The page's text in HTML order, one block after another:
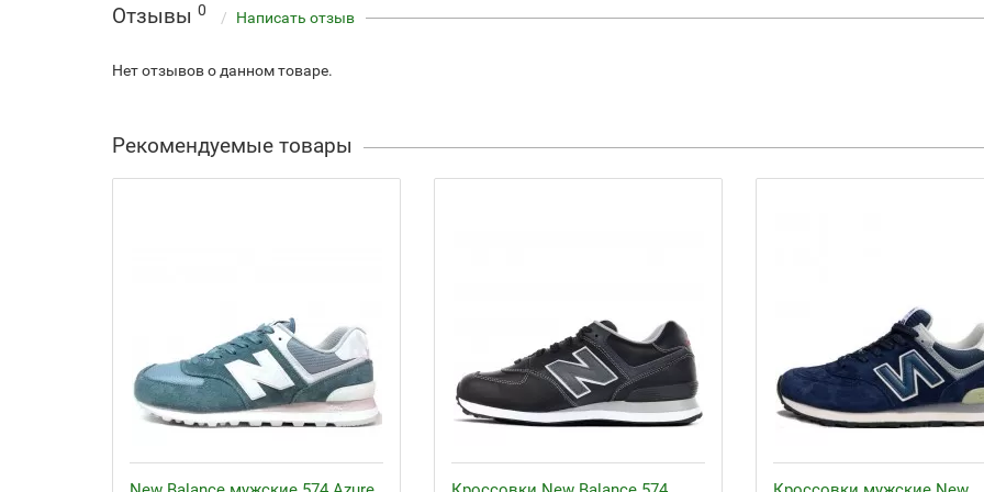
Отзывы 0 Написать отзыв
Нет отзывов о данном товаре.
Рекомендуемые товары